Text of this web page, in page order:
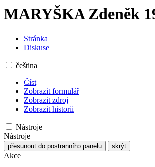
MARYŠKA Zdeněk
Stránka
Diskuse
čeština
Číst
Zobrazit formulář
Zobrazit zdroj
Zobrazit historii
Nástroje
Nástroje
přesunout do postranního panelu skrýt
Akce